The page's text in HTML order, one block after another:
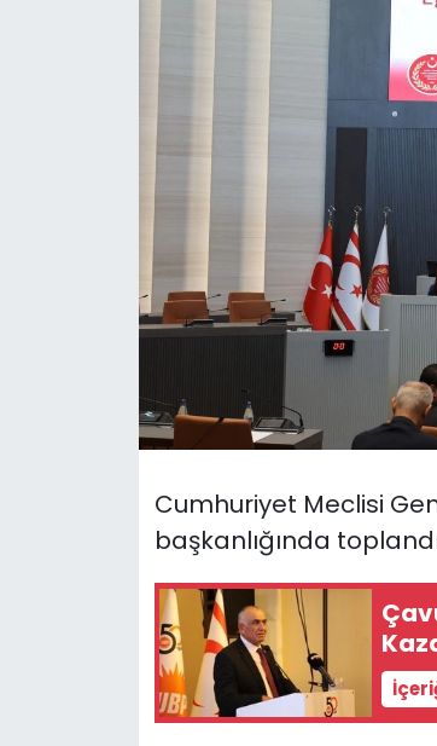
Cumhuriyet Meclisi
başkanlığında
Gündem
KKTC YEREL SEÇİM 2018
Kültür Sanat
Magazin
Nöbetçi Eczaneler
Teknoloji